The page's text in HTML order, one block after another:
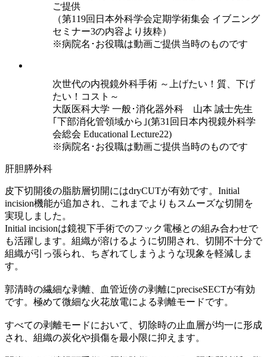
ご提供
（第119回日本外科学会定期学術集会 イブニング
セミナー3の内容より抜粋）
※病院名･お役職は動画ご提供当時のものです
次世代の内視鏡外科手術 ～上げたい！質、下げ
たい！コスト～
大阪医科大学 一般･消化器外科 山本 誠士先生
｢下部消化管領域から｣(第31回日本内視鏡外科学
会総会 Educational Lecture22)
※病院名･お役職は動画ご提供当時のものです
肝胆膵外科
皮下切開後の脂肪層切開にはdryCUTが有効です。Initial
incision機能が追加され、これまでよりもスムーズな切開を
実現しました。
Initial incisionは鏡視下手術でのフック電極との組み合わせで
も活躍します。組織が溶けるように切開され、切開不十分で
組織が引っ張られ、ちぎれてしまうような現象を軽減しま
す。
郭清時の繊細な剥離、血管近傍の剥離にpreciseSECTが有効
です。極めて微細な火花放電による剥離モードです。
すべての剥離モードにおいて、切除時の止血層が均一に形成
され、組織の炭化や損傷を最小限に抑えます。